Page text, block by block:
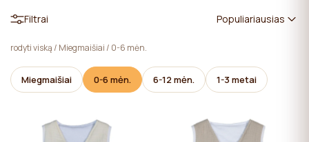
Filtrai Populiariausias
rodyti viską/ Miegmaišiai/ 0-6 mėn.
Miegmaišiai 0-6 mėn. 6-12 mėn. 1-3 metai
svetainės naudotojas paspaudžia mygtuką "Atsisakyti
svetainės veikimui, kurių naudojimui naudotojo sutikimo
nereikia.